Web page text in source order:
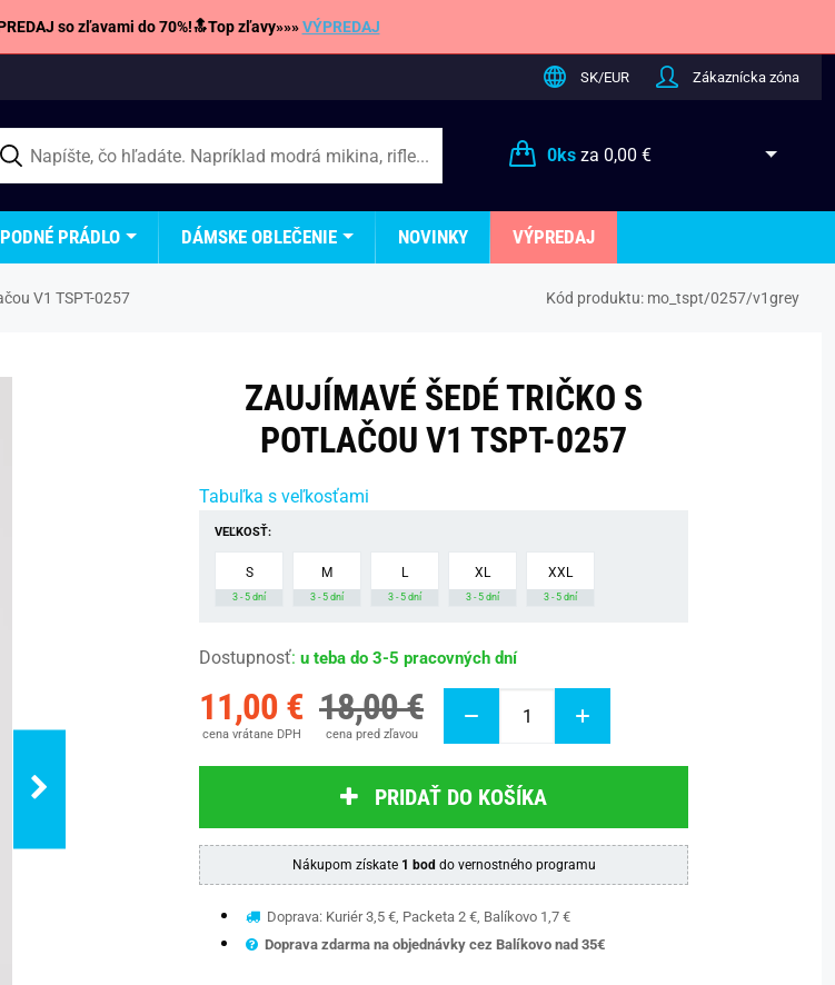
so zľavami do 70%!🔝Top zľavy»»»VÝPREDAJ
SK/EUR Zákaznícka zóna
0ksza 0,00 €
PRÁDLO DÁMSKE OBLEČENIE NOVINKY VÝPREDAJ
V1 TSPT-0257 Kód produktu: mo_tspt/0257/v1grey
ZAUJÍMAVÉ ŠEDÉ TRIČKO S
POTLAČOU V1 TSPT-0257
Tabuľka s veľkosťami
VEĽKOSŤ:
S
3 - 5 dní
M
3 - 5 dní
L
3 - 5 dní
XL
3 - 5 dní
XXL
3 - 5 dní
Dostupnosť: u teba do 3-5 pracovných dní
11,00 €
cena vrátane DPH
18,00 €
cena pred zľavou
PRIDAŤ DO KOŠÍKA
Nákupom získate 1 bod do vernostného programu
Doprava: Kuriér 3,5 €, Packeta 2 €, Balíkovo 1,7 €
Doprava zdarma na objednávky cez Balíkovo nad 35€